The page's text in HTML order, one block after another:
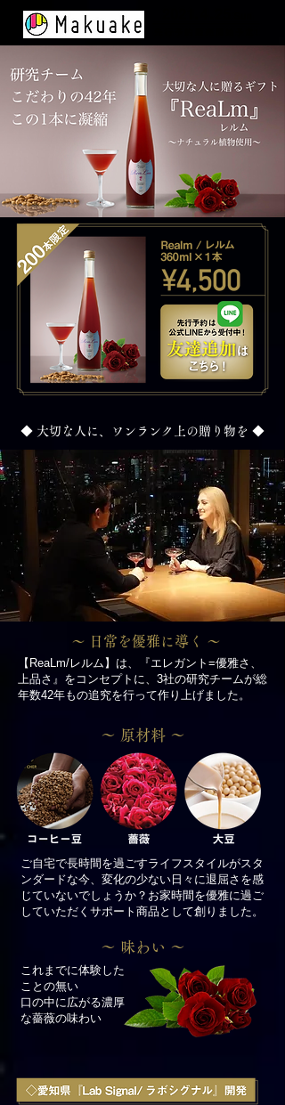
◆ 大切な人に、ワンランク上の贈り物を ◆
～ 日常を優雅に導く ～
【ReaLm/レルム】は、『エレガント=優雅さ、
上品さ』をコンセプトに、3社の研究チームが総
年数42年もの追究を行って作り上げました。
～ 原材料 ～
ご自宅で長時間を過ごすライフスタイルがスタ
ンダードな今、変化の少ない日々に退屈さを感
じていないでしょうか？お家時間を優雅に過ご
していただくサポート商品として創りました。
これまでに体験した
ことの無い
口の中に広がる濃厚
な薔薇の味わい
～ 味わい ～